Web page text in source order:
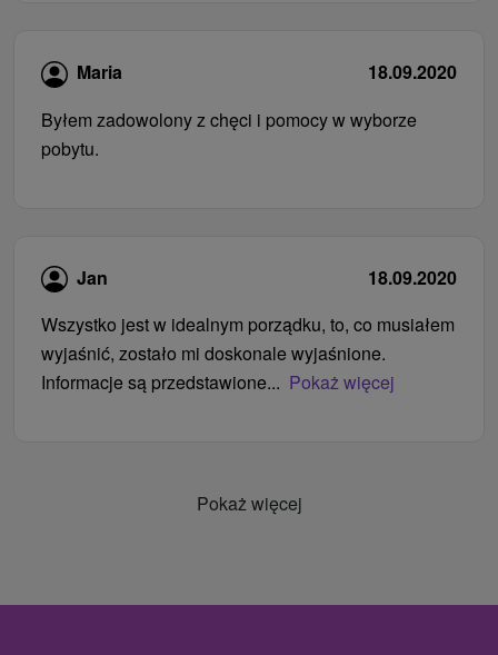
Maria
18.09.2020
Byłem zadowolony z chęci i pomocy w wyborze
pobytu.
Jan
18.09.2020
Wszystko jest w idealnym porządku, to, co musiałem
wyjaśnić, zostało mi doskonale wyjaśnione.
Informacje są przedstawione... Pokaż więcej
Pokaż więcej